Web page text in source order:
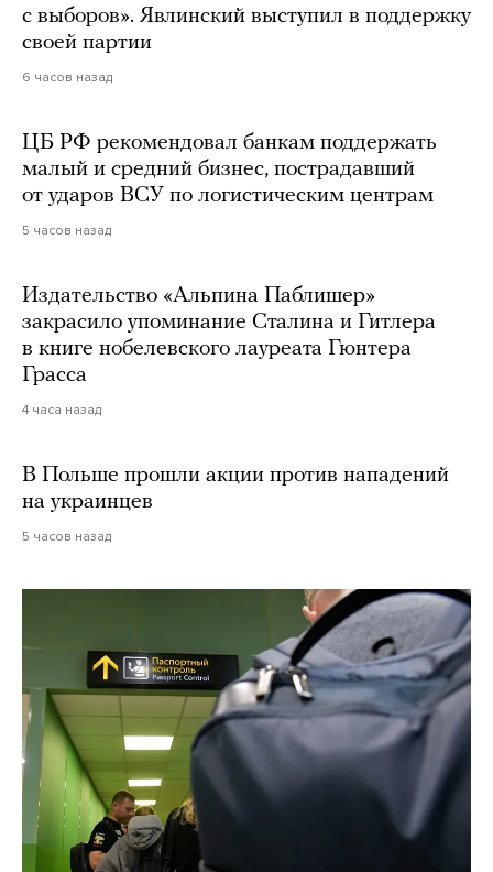
с выборов». Явлинский выступил в поддержку
своей партии
6 часов назад
ЦБ РФ рекомендовал банкам поддержать
малый и средний бизнес, пострадавший
от ударов ВСУ по логистическим центрам
5 часов назад
Издательство «Альпина Паблишер»
закрасило упоминание Сталина и Гитлера
в книге нобелевского лауреата Гюнтера
Грасса
4 часа назад
В Польше прошли акции против нападений
на украинцев
5 часов назад